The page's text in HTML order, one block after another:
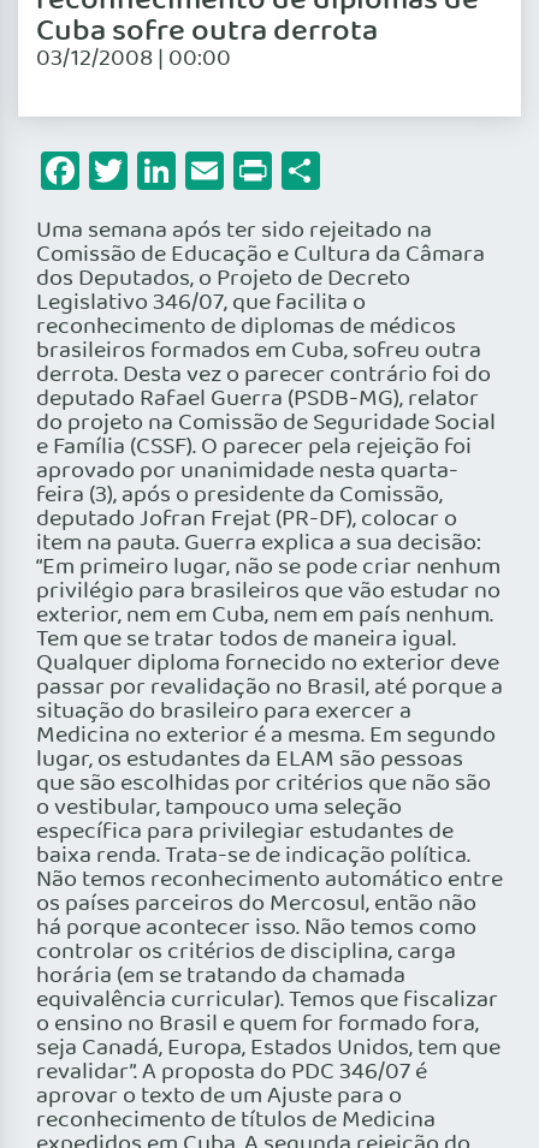
Cuba sofre outra derrota
03/12/2008 | 00:00
Facebook
Twitter
LinkedIn
Email
Print
Uma semana após ter sido rejeitado na
Comissão de Educação e Cultura da Câmara
dos Deputados, o Projeto de Decreto
Legislativo 346/07, que facilita o
reconhecimento de diplomas de médicos
brasileiros formados em Cuba, sofreu outra
derrota. Desta vez o parecer contrário foi do
deputado Rafael Guerra (PSDB-MG), relator
do projeto na Comissão de Seguridade Social
e Família (CSSF). O parecer pela rejeição foi
aprovado por unanimidade nesta quarta-
feira (3), após o presidente da Comissão,
deputado Jofran Frejat (PR-DF), colocar o
item na pauta. Guerra explica a sua decisão:
“Em primeiro lugar, não se pode criar nenhum
privilégio para brasileiros que vão estudar no
exterior, nem em Cuba, nem em país nenhum.
Tem que se tratar todos de maneira igual.
Qualquer diploma fornecido no exterior deve
passar por revalidação no Brasil, até porque a
situação do brasileiro para exercer a
Medicina no exterior é a mesma. Em segundo
lugar, os estudantes da ELAM são pessoas
que são escolhidas por critérios que não são
o vestibular, tampouco uma seleção
específica para privilegiar estudantes de
baixa renda. Trata-se de indicação política.
Não temos reconhecimento automático entre
os países parceiros do Mercosul, então não
há porque acontecer isso. Não temos como
controlar os critérios de disciplina, carga
horária (em se tratando da chamada
equivalência curricular). Temos que fiscalizar
o ensino no Brasil e quem for formado fora,
seja Canadá, Europa, Estados Unidos, tem que
revalidar”. A proposta do PDC 346/07 é
aprovar o texto de um Ajuste para o
reconhecimento de títulos de Medicina